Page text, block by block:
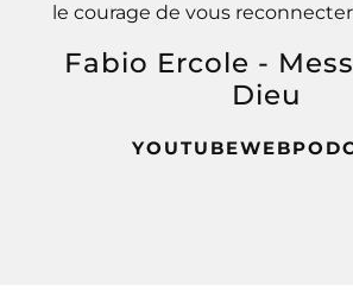
le courage de vous
Fabio Ercole -
Dieu
YOUTUBEWEB